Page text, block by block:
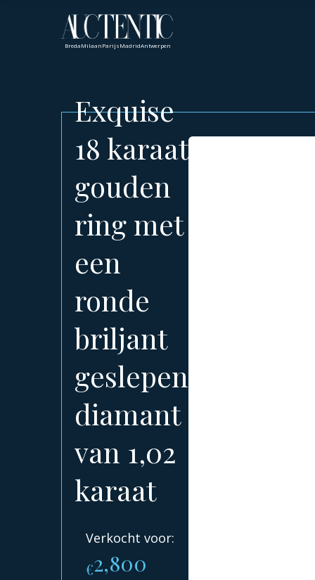
BredaMilaanParijsMadridAntwerpen
Exquise
18 karaat
gouden
ring met
een
ronde
briljant
geslepen
diamant
van 1,02
karaat
Verkocht voor:
€2,800